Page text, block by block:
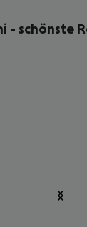
- schönste